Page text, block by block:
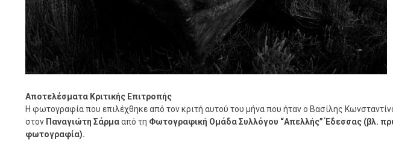
Αποτελέσματα Κριτικής Επιτροπής
Η φωτογραφία που επιλέχθηκε από τον κριτή αυτού του μήνα που ήταν ο Βασίλης
στον Παναγιώτη Σάρμααπό τη Φωτογραφική Ομάδα Συλλόγου “Απελλής” Έδεσσας (βλ.
φωτογραφία).